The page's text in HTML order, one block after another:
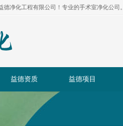
净化工程有限公司！专业的手术室净化公司。
益德资质 益德项目